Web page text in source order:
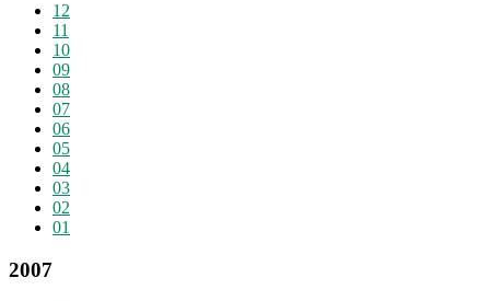
12
11
10
09
08
07
06
05
04
03
02
01
2007